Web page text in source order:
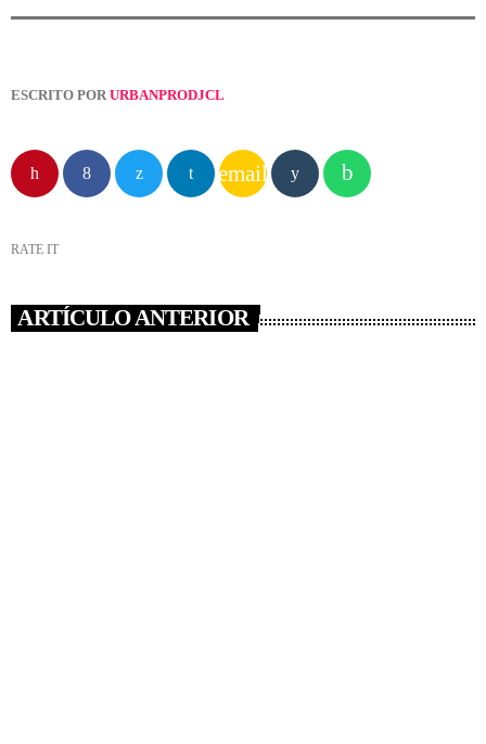
ESCRITO POR URBANPRODJCL
email
RATE IT
ARTÍCULO ANTERIOR